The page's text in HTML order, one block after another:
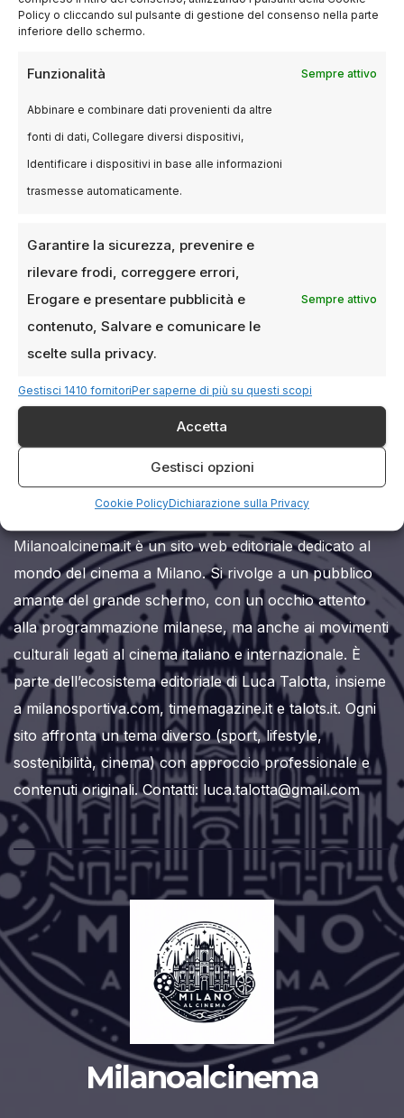
Policy o cliccando sul pulsante di gestione del consenso nella parte
inferiore dello schermo.
Funzionalità Sempre attivo
Abbinare e combinare dati provenienti da altre
fonti di dati, Collegare diversi dispositivi,
Identificare i dispositivi in base alle informazioni
trasmesse automaticamente.
Garantire la sicurezza, prevenire e
rilevare frodi, correggere errori,
Erogare e presentare pubblicità e
contenuto, Salvare e comunicare le
scelte sulla privacy.
Sempre attivo
Gestisci 1410 fornitoriPer saperne di più su questi scopi
Accetta
Gestisci opzioni
Cookie PolicyDichiarazione sulla Privacy
Disponibili i bandi MEDIA 2026:
oltre 150 milioni per audiovisivo,
cinema e informazione
13 DICEMBRE 2025 LUCA TALOTTA
Il programma Europa Creativa apre ufficialmente
delle più importanti tornate di finanziamenti…
Milanoalcinema.it
Milanoalcinema.it è un sito web editoriale dedicato al
mondo del cinema a Milano. Si rivolge a un pubblico
amante del grande schermo, con un occhio attento
alla programmazione milanese, ma anche ai movimenti
culturali legati al cinema italiano e internazionale. È
parte dell’ecosistema editoriale di Luca Talotta, insieme
a milanosportiva.com, timemagazine.it e talots.it. Ogni
sito affronta un tema diverso (sport, lifestyle,
sostenibilità, cinema) con approccio professionale e
contenuti originali. Contatti: luca.talotta@gmail.com
Milanoalcinema